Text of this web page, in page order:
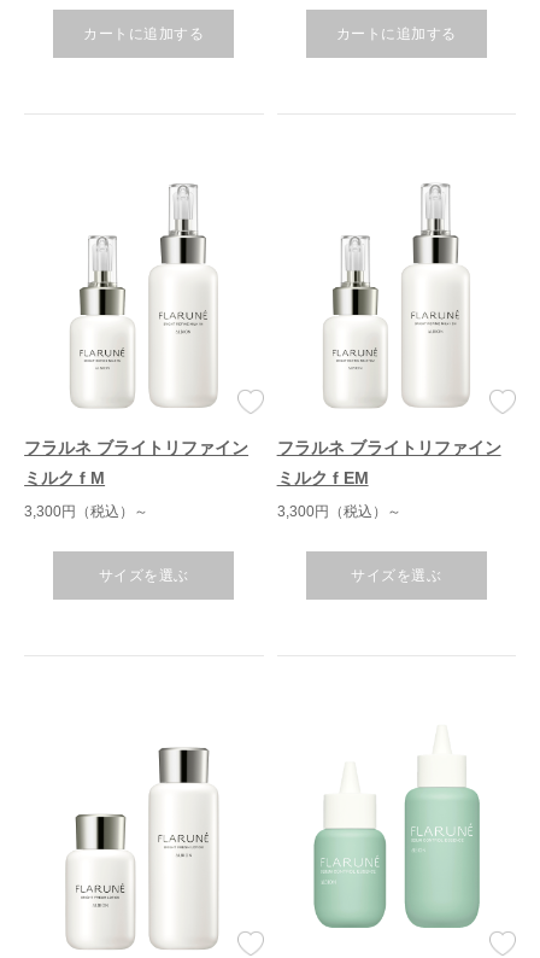
カートに追加する カートに追加する
フラルネ ブライトリファイン
ミルク f M
3,300円（税込）～
サイズを選ぶ
フラルネ ブライトリファイン
ミルク f EM
3,300円（税込）～
サイズを選ぶ